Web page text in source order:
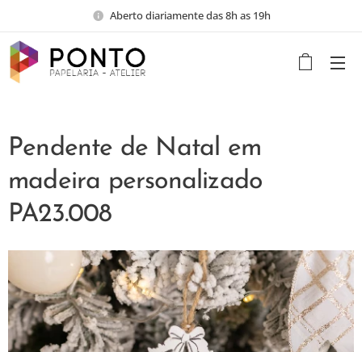
Aberto diariamente das 8h as 19h
Pendente de Natal em
madeira personalizado
PA23.008